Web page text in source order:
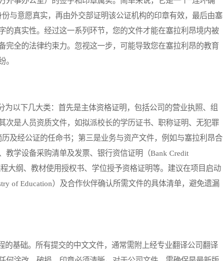
与意愿真实，再由外交部证明该公证机构的印章有效，最后由塞
的真实性。经过这一系列环节，您的文件才能在塞拉利昂境内被
完全的法律约束力。忽视这一步，可能导致您在塞拉利昂的教育
。
以下几大类：首先是主体资格证明，包括公司的营业执照、组
次是人员资质文件，如拟派校长的学历证书、职称证明、无犯罪
历及经公证的任命书；第三是业务与资产文件，例如与塞拉利昂合
学设备采购清单及发票、银行资信证明（Bank Credit
大纲、教材使用授权书、学位授予资格证明等。建议在项目启动
of Education）及合作伙伴确认所需文件的具体清单，避免遗漏
基础。所有提交的中文文件，通常需附上经专业翻译公司翻译